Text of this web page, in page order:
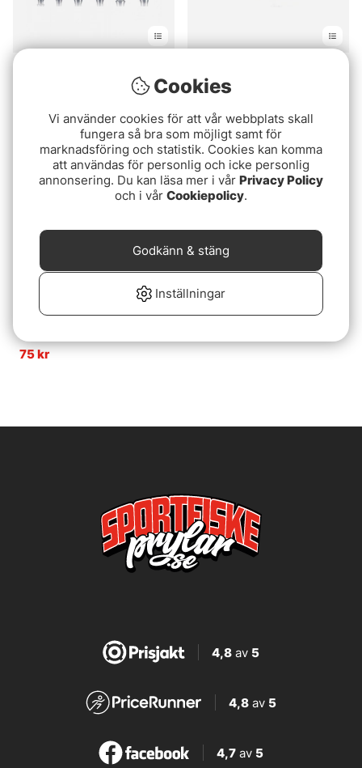
Molix Insert Tungsten
fr. 69 kr
fr. 49 kr
Slutsåld
Savage Gear Balance
8+8pcs
75 kr
4,8av 5
4,8 av 5
4,7 av 5
Cookies
Vi använder cookies för att vår webbplats skall
fungera så bra som möjligt samt för
marknadsföring och statistik. Cookies kan komma
att användas för personlig och icke personlig
annonsering. Du kan läsa mer i vår Privacy Policy
och i vår Cookiepolicy.
Inställningar
Godkänn & stäng